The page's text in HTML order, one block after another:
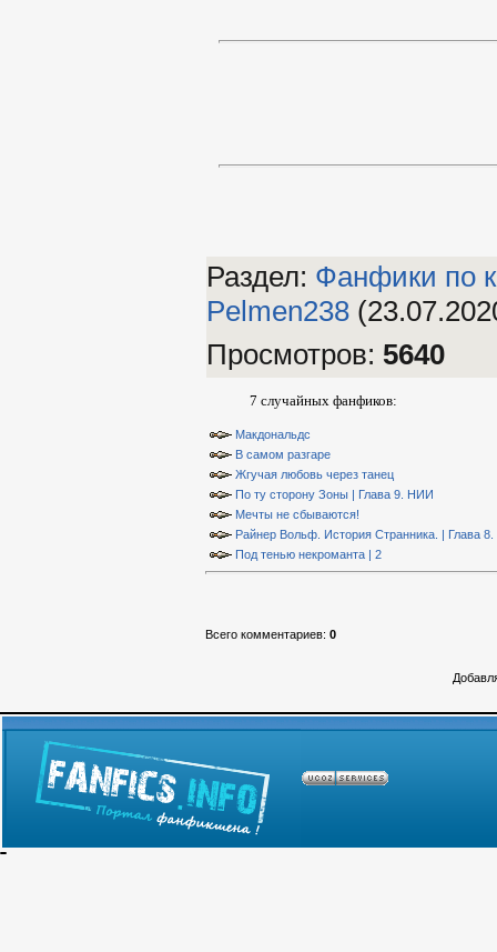
Раздел: Фанфики по
Pelmen238
Просмотров: 5640
7 случайных фанфиков:
Макдональдс
В самом разгаре
Жгучая любовь через танец
По ту сторону Зоны | Глава 9. НИИ
Мечты не сбываются!
Райнер Вольф. История Странника. | Глава
Под тенью некроманта | 2
Всего комментариев: 0